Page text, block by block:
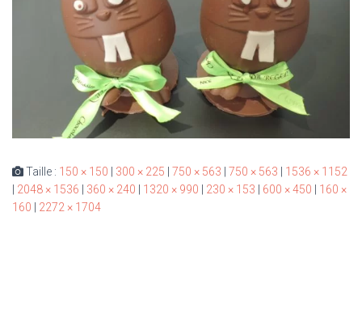
Taille : 150 × 150 | 300 × 225 | 750 × 563 | 750 × 563 | 1536 × 1152
| 2048 × 1536 | 360 × 240 | 1320 × 990 | 230 × 153 | 600 × 450 | 160 ×
160 | 2272 × 1704